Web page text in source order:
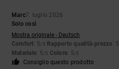
Marc7. luglio 2026
Solo così
Mostra originale - Deutsch
Comfort: 5/5 Rapporto qualità-prezzo : 5
Materiale: 5/5 Colore: 5/5
Consiglio questo prodotto